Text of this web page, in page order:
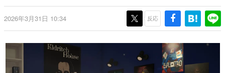
ゲーム世代の作家たち
ゲームに多大な影響を受けた作家さんに取材し、ゲームが
画です。
日本モバイルゲーム産業史
2026年3月31日 10:34 反応